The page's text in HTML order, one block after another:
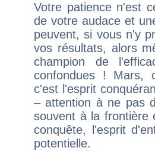
Votre patience n'est
de votre audace et
peuvent, si vous n'y
vos résultats, alors
champion de
confondues ! Mars,
c'est l'esprit
– attention à ne pas
souvent à la frontière
conquête, l'esprit
potentielle.